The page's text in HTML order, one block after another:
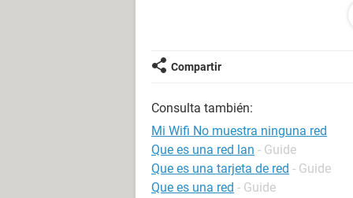
session y se corrigio
que desde esa fecha presenta la falla
- Y no tengo punto de restauración
Quisiera saber si hay algo mas que
de control pero en la version de
forma formatear el disco y tener que
Compartir
Consulta también:
Mi Wifi No muestra ninguna red
Que es una red lan - Guide
Que es una tarjeta de red - Guide
Que es una red - Guide